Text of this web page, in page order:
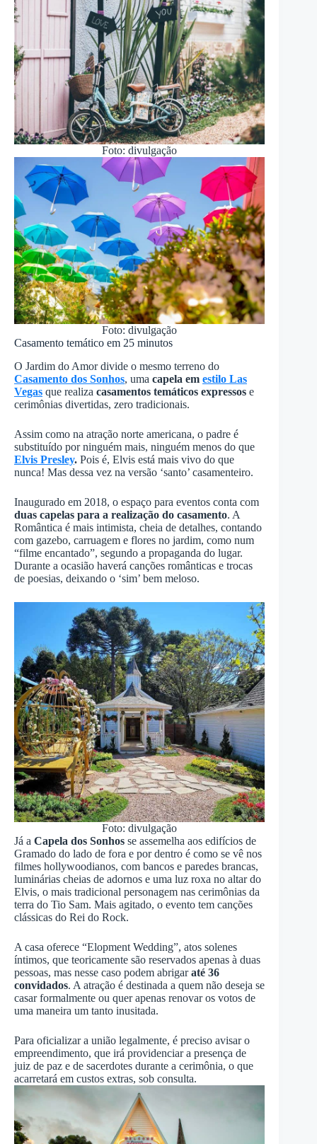
Foto: divulgação
Foto: divulgação
Casamento temático em 25 minutos
O Jardim do Amor divide o mesmo terreno do
Casamento dos Sonhos, uma capela em estilo Las
Vegas que realiza casamentos temáticos expressos e
cerimônias divertidas, zero tradicionais.
Assim como na atração norte americana, o padre é
substituído por ninguém mais, ninguém menos do que
Elvis Presley. Pois é, Elvis está mais vivo do que
nunca! Mas dessa vez na versão ‘santo’ casamenteiro.
Inaugurado em 2018, o espaço para eventos conta com
duas capelas para a realização do casamento. A
Romântica é mais intimista, cheia de detalhes, contando
com gazebo, carruagem e flores no jardim, como num
“filme encantado”, segundo a propaganda do lugar.
Durante a ocasião haverá canções românticas e trocas
de poesias, deixando o ‘sim’ bem meloso.
Foto: divulgação
Já a Capela dos Sonhos se assemelha aos edifícios de
Gramado do lado de fora e por dentro é como se vê nos
filmes hollywoodianos, com bancos e paredes brancas,
luminárias cheias de adornos e uma luz roxa no altar do
Elvis, o mais tradicional personagem nas cerimônias da
terra do Tio Sam. Mais agitado, o evento tem canções
clássicas do Rei do Rock.
A casa oferece “Elopment Wedding”, atos solenes
íntimos, que teoricamente são reservados apenas à duas
pessoas, mas nesse caso podem abrigaraté 36
convidados. A atração é destinada a quem não deseja se
casar formalmente ou quer apenas renovar os votos de
uma maneira um tanto inusitada.
Para oficializar a união legalmente, é preciso avisar o
empreendimento, que irá providenciar a presença de
juiz de paz e de sacerdotes durante a cerimônia, o que
acarretará em custos extras, sob consulta.